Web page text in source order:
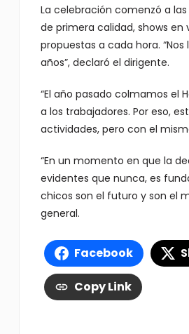
La celebración comenzó a
de primera calidad, shows
propuestas a cada hora.
años”, declaró el dirigente.
“El año pasado colmamos el
a los trabajadores. Por eso,
actividades, pero con el
“En un momento en que la
evidentes que nunca, es
chicos son el futuro y son el
general.
Facebook
Copy Link